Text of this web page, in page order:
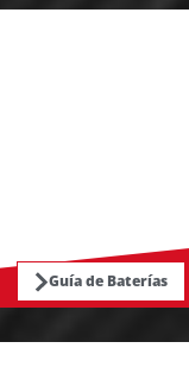
Guía de Baterías